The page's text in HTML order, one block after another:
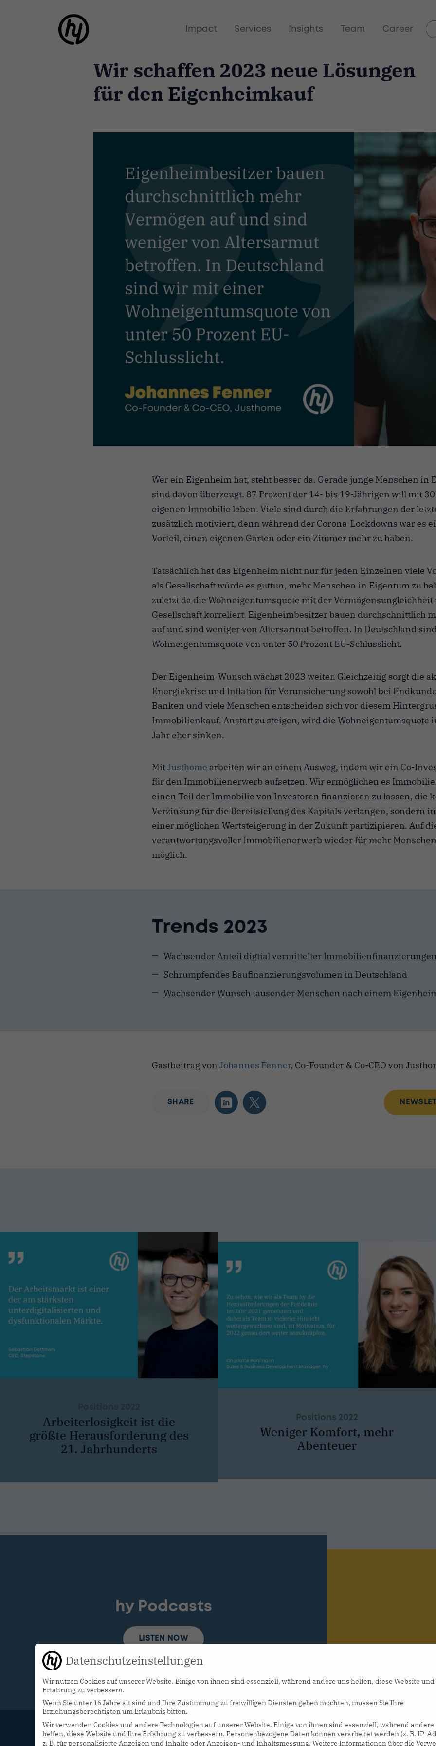
Impact Services Insights Team Career
Wir schaffen 2023 neue Lösungen
für den Eigenheimkauf
Wer ein Eigenheim hat, steht besser da. Gerade junge Menschen in
sind davon überzeugt. 87 Prozent der 14- bis 19-Jährigen will mit
eigenen Immobilie leben. Viele sind durch die Erfahrungen der
zusätzlich motiviert, denn während der Corona-Lockdowns war es
Vorteil, einen eigenen Garten oder ein Zimmer mehr zu haben.
Tatsächlich hat das Eigenheim nicht nur für jeden Einzelnen viele
als Gesellschaft würde es guttun, mehr Menschen in Eigentum zu
zuletzt da die Wohneigentumsquote mit der
Gesellschaft korreliert. Eigenheimbesitzer bauen durchschnittlich
auf und sind weniger von Altersarmut betroffen. In Deutschland
Wohneigentumsquote von unter 50 Prozent EU-Schlusslicht.
Der Eigenheim-Wunsch wächst 2023 weiter. Gleichzeitig sorgt die
Energiekrise und Inflation für Verunsicherung sowohl bei
Banken und viele Menschen entscheiden sich vor diesem
Immobilienkauf. Anstatt zu steigen, wird die Wohneigentumsquote
Jahr eher sinken.
MitJusthome arbeiten wir an einem Ausweg, indem wir ein Co-
für den Immobilienerwerb aufsetzen. Wir ermöglichen es
einen Teil der Immobilie von Investoren finanzieren zu lassen, die
Verzinsung für die Bereitstellung des Kapitals verlangen, sondern
einer möglichen Wertsteigerung in der Zukunft partizipieren. Auf
verantwortungsvoller Immobilienerwerb wieder für mehr
möglich.
Trends 2023
Wachsender Anteil digtial vermittelter Immobilienfinanzierungen
Schrumpfendes Baufinanzierungsvolumen in Deutschland
Wachsender Wunsch tausender Menschen nach einem
Gastbeitrag von Johannes Fenner, Co-Founder & Co-CEO von
SHARE
Arbeiterlosigkeit ist die
größte Herausforderung des
21. Jahrhunderts
Positions 2022
Weniger Komfort, mehr
Abenteuer
hy Podcasts
LISTEN NOW
Datenschutzeinstellungen
Wir nutzen Cookies auf unserer Website. Einige von ihnen sind essenziell, während andere uns helfen, diese Website
Erfahrung zu verbessern.
Wenn Sie unter 16 Jahre alt sind und Ihre Zustimmung zu freiwilligen Diensten geben möchten, müssen Sie Ihre
Erziehungsberechtigten um Erlaubnis bitten.
Wir verwenden Cookies und andere Technologien auf unserer Website. Einige von ihnen sind essenziell, während andere
helfen, diese Website und Ihre Erfahrung zu verbessern. Personenbezogene Daten können verarbeitet werden (z. B. IP-
z. B. für personalisierte Anzeigen und Inhalte oder Anzeigen- und Inhaltsmessung. Weitere Informationen über die